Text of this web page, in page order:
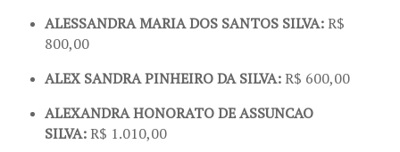
ALESSANDRA MARIA DOS SANTOS SILVA:R$
800,00
ALEX SANDRA PINHEIRO DA SILVA:R$ 600,00
ALEXANDRA HONORATO DE ASSUNCAO
SILVA:R$ 1.010,00